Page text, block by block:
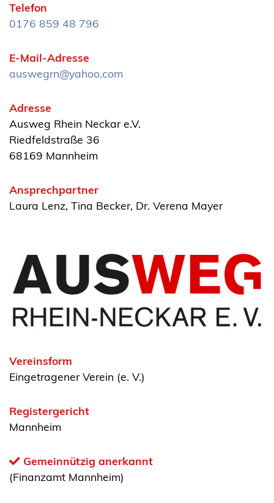
Telefon
0176 859 48 796
E-Mail-Adresse
auswegrn@yahoo.com
Adresse
Ausweg Rhein Neckar e.V.
Riedfeldstraße 36
68169 Mannheim
Ansprechpartner
Laura Lenz, Tina Becker, Dr. Verena Mayer
Vereinsform
Eingetragener Verein (e. V.)
Registergericht
Mannheim
Gemeinnützig anerkannt
(Finanzamt Mannheim)